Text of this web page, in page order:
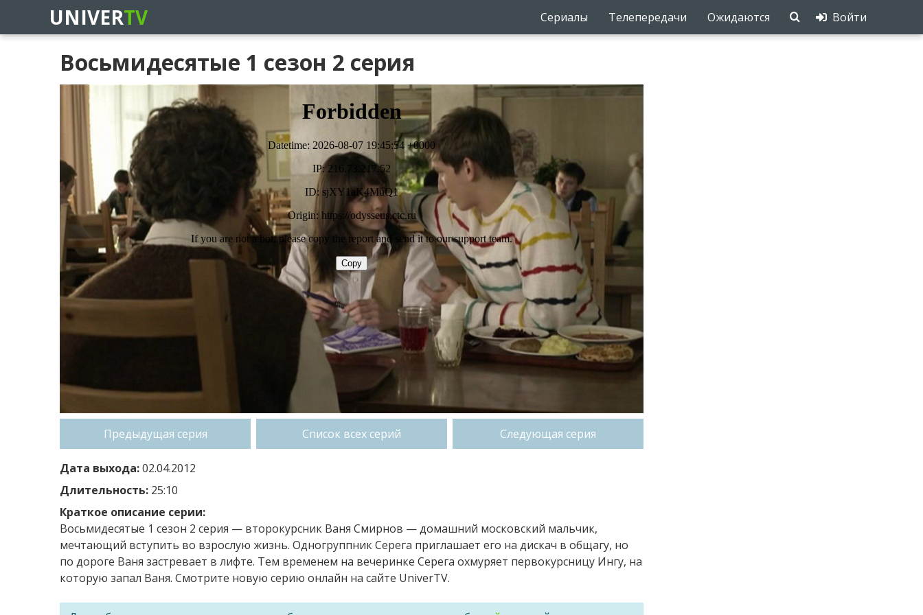
UNIVERTV Сериалы Телепередачи Ожидаются Войти
Восьмидесятые 1 сезон 2 серия
Предыдущая серия Список всех серий Следующая серия
Дата выхода:02.04.2012
Длительность: 25:10
Краткое описание серии:
Восьмидесятые 1 сезон 2 серия — второкурсник Ваня Смирнов — домашний московский мальчик,
мечтающий вступить во взрослую жизнь. Одногруппник Серега приглашает его на дискач в общагу, но
по дороге Ваня застревает в лифте. Тем временем на вечеринке Серега охмуряет первокурсницу Ингу, на
которую запал Ваня. Смотрите новую серию онлайн на сайте UniverTV.